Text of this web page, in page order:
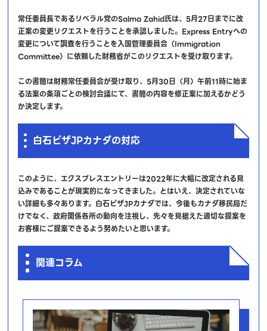
常任委員長であるリベラル党のSalma Zahid氏は、5月27日までに改
正案の変更リクエストを行うことを承認しました。Express Entryへの
変更について調査を行うことを入国管理委員会（Immigration
Committee）に依頼した財務省がこのリクエストを受け取ります。
この書簡は財務常任委員会が受け取り、5月30日（月）午前11時に始ま
る法案の条項ごとの検討会議にて、書簡の内容を修正案に加えるかどう
か決定します。
白石ビザJPカナダの対応
このように、エクスプレスエントリーは2022年に大幅に改定される見
込みであることが現実的になってきました。とはいえ、決定されていな
い詳細も多々あります。白石ビザJPカナダでは、今後もカナダ移民局だ
けでなく、政府関係各所の動向を注視し、先々を見据えた適切な提案を
お客様にご提案できるよう努めたいと思います。
関連コラム